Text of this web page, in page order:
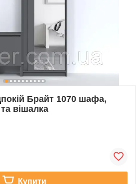
Брайт 1070 шафа,
вішалка
Купити